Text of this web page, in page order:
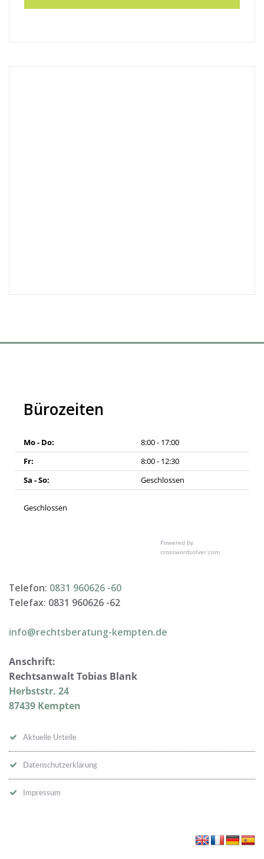
Bürozeiten
Mo - Do:
8:00 - 17:00
Fr:
8:00 - 12:30
Sa - So:
Geschlossen
Geschlossen
Powered by
crosswordsolver.com
Telefon: 0831 960626 -60
Telefax: 0831 960626 -62
info@rechtsberatung-kempten.de
Anschrift:
Rechtsanwalt Tobias Blank
Herbststr. 24
87439 Kempten
Aktuelle Urteile
Datenschutzerklärung
Impressum